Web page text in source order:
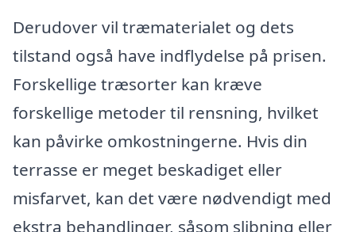
Derudover vil træmaterialet og dets
tilstand også have indflydelse på prisen.
Forskellige træsorter kan kræve
forskellige metoder til rensning, hvilket
kan påvirke omkostningerne. Hvis din
terrasse er meget beskadiget eller
misfarvet, kan det være nødvendigt med
ekstra behandlinger, såsom slibning eller